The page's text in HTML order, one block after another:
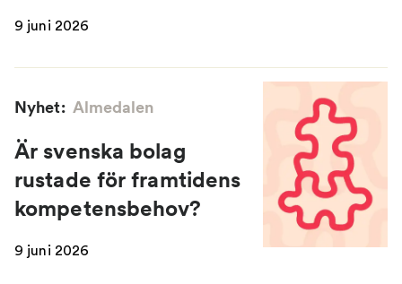
9 juni 2026
Nyhet: Almedalen
Är svenska bolag
rustade för framtidens
kompetensbehov?
9 juni 2026